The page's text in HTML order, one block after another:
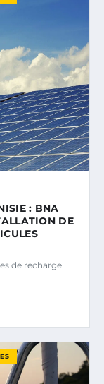
: BNA
DE
de recharge